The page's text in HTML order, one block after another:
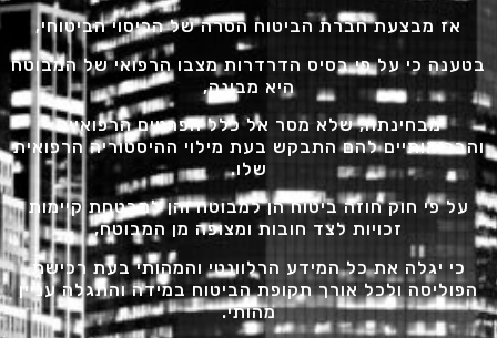
אז מבצעת חברת הביטוח הסרה של הכיסוי הביטוחי,
בטענה כי על פי בסיס הדרדרות מצבו הרפואי של המבוטח
היא מבינה,
מבחינתה, שלא מסר אל כלל הפרטים הרפואיים
והבריאותיים להם התבקש בעת מילוי ההיסטוריה הרפואית
שלו.
על פי חוק חוזה ביטוח הן למבוטח והן למבטחת קיימות
זכויות לצד חובות ומצופה מן המבוטח,
כי יגלה את כל המידע הרלוונטי והמהותי בעת רכישת
הפוליסה ולכל אורך תקופת הביטוח במידה והתגלה עניין
מהותי.